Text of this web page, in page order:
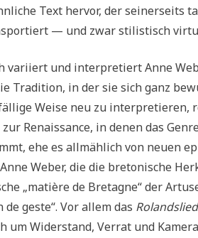
Text hervor, der seinerseits
— und zwar stilistisch
variiert und interpretiert Anne
Tradition, in der sie sich ganz
Weise neu zu interpretieren,
zur Renaissance, in denen das
ehe es allmählich von neuen
Weber, die die bretonische
„matière de Bretagne“ der
de geste“. Vor allem das Rolandslied
um Widerstand, Verrat und